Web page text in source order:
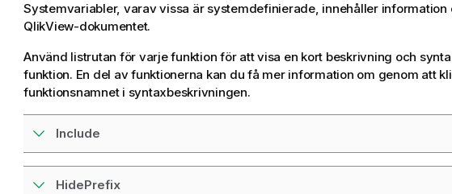
Systemvariabler, varav vissa är systemdefinierade, innehåller information
QlikView-dokumentet.
Använd listrutan för varje funktion för att visa en kort beskrivning och
funktion. En del av funktionerna kan du få mer information om genom att
funktionsnamnet i syntaxbeskrivningen.
Include
HidePrefix